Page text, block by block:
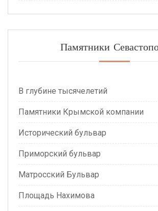
Памятники
В глубине тысячелетий
Памятники Крымской компании
Исторический бульвар
Приморский бульвар
Матросский Бульвар
Площадь Нахимова